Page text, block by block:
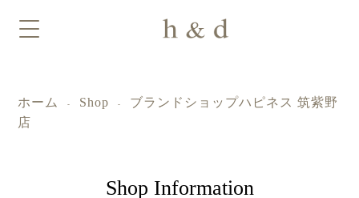
ホーム - Shop -
ブランドショップハピネス 筑紫野
店
Shop Information